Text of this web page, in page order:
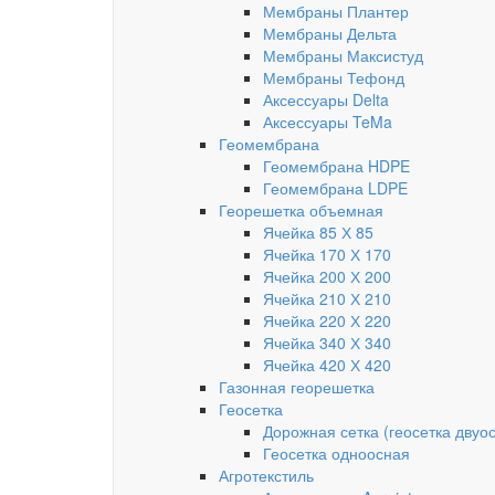
Мембраны Плантер
Мембраны Дельта
Мембраны Максистуд
Мембраны Тефонд
Аксессуары Delta
Аксессуары TeMa
Геомембрана
Геомембрана HDPE
Геомембрана LDPE
Георешетка объемная
Ячейка 85 Х 85
Ячейка 170 Х 170
Ячейка 200 Х 200
Ячейка 210 Х 210
Ячейка 220 Х 220
Ячейка 340 Х 340
Ячейка 420 Х 420
Газонная георешетка
Геосетка
Дорожная сетка (геосетка
Геосетка одноосная
Агротекстиль